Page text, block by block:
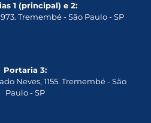
1 (principal) e 2:
Tremembé - São Paulo - SP
Portaria 3:
Neves, 1155. Tremembé - São
Paulo - SP